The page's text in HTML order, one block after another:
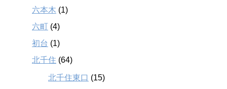
六本木 (1)
六町 (4)
初台 (1)
北千住 (64)
北千住東口 (15)